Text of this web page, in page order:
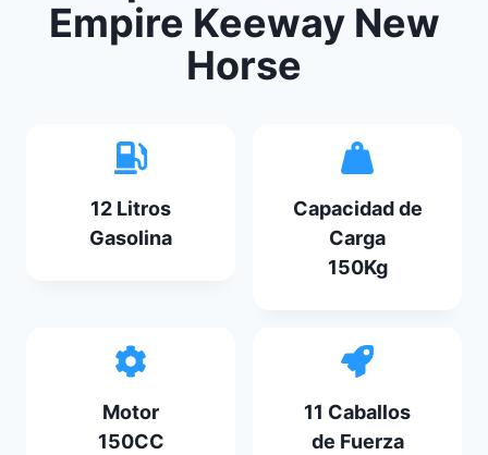
Empire Keeway New
Horse
12 Litros
Gasolina
Capacidad de
Carga
150Kg
Motor
150CC
11 Caballos
de Fuerza